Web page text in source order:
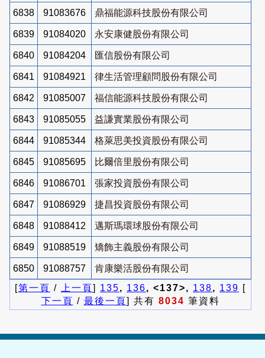
6838 91083676 鼎福能源科技股份有限公司
6839 91084020 永安康健股份有限公司
6840 91084204 匯信股份有限公司
6841 91084921 律生活管理顧問股份有限公司
6842 91085007 福信能源科技股份有限公司
6843 91085055 益謙實業股份有限公司
6844 91085344 格萊思美投資股份有限公司
6845 91085695 比爾倍里股份有限公司
6846 91086701 張家投資股份有限公司
6847 91086929 捷昌投資股份有限公司
6848 91088412 邁斯瑪環球股份有限公司
6849 91088519 矯飾主義股份有限公司
6850 91088757
肯康樂活股份有限公司
[第一頁 / 上一頁] 135, 136, <137>, 138, 139 [
下一頁 / 最後一頁] 共有 8034 筆資料